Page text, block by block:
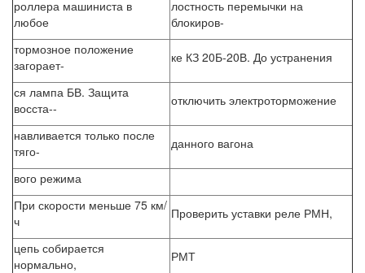
роллера машиниста в
любое
лостность перемычки на
блокиров-
тормозное положение
загорает-
ке КЗ 20Б-20В. До устранения
ся лампа БВ. Защита
восста--
отключить электроторможение
навливается только после
тяго-
данного вагона
вого режима
При скорости меньше 75 км/
ч
Проверить уставки реле РМН,
цепь собирается
нормально,
РМТ